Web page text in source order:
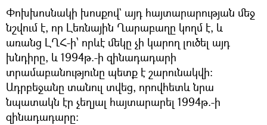
Փոխխոսնակի խոսքով` այդ հայտարարության մեջ
նշվում է, որ Լեռնային Ղարաբաղը կողմ է, և
առանց ԼՂՀ-ի՝ որևէ մեկը չի կարող լուծել այդ
խնդիրը, և 1994թ.-ի զինադադարի
տրամաբանությունը պետք է շարունակվի:
Ադրբեջանը տանուլ տվեց, որովհետև նրա
նպատակն էր չեղյալ հայտարարել 1994թ.-ի
զինադադարը: